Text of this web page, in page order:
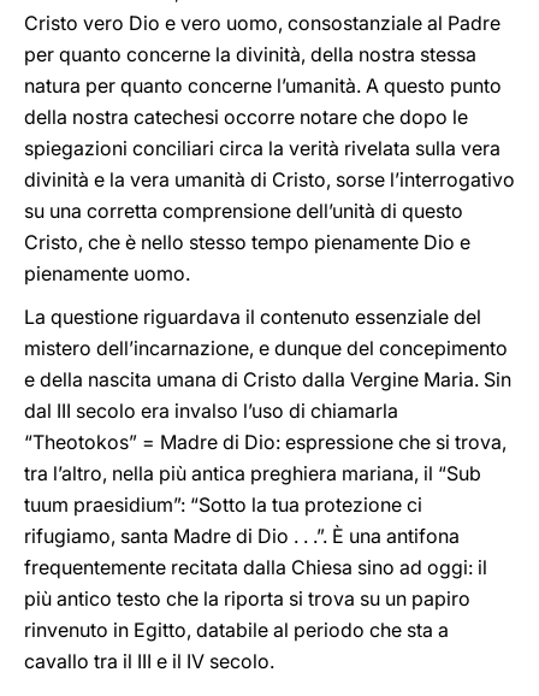
Cristo vero Dio e vero uomo, consostanziale al Padre
per quanto concerne la divinità, della nostra stessa
natura per quanto concerne l’umanità. A questo punto
della nostra catechesi occorre notare che dopo le
spiegazioni conciliari circa la verità rivelata sulla vera
divinità e la vera umanità di Cristo, sorse l’interrogativo
su una corretta comprensione dell’unità di questo
Cristo, che è nello stesso tempo pienamente Dio e
pienamente uomo.
La questione riguardava il contenuto essenziale del
mistero dell’incarnazione, e dunque del concepimento
e della nascita umana di Cristo dalla Vergine Maria. Sin
dal III secolo era invalso l’uso di chiamarla
“Theotokos” = Madre di Dio: espressione che si trova,
tra l’altro, nella più antica preghiera mariana, il “Sub
tuum praesidium”: “Sotto la tua protezione ci
rifugiamo, santa Madre di Dio . . .”. È una antifona
frequentemente recitata dalla Chiesa sino ad oggi: il
più antico testo che la riporta si trova su un papiro
rinvenuto in Egitto, databile al periodo che sta a
cavallo tra il III e il IV secolo.